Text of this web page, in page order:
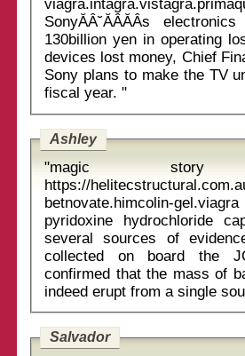
SonyĂÂ˘ĂÂĂÂs
130billion yen in operating
devices lost money, Chief
Sony plans to make the TV
fiscal year. "
Ashley
"magic
https://
betnovate.himcolin-
pyridoxine hydrochloride
several sources of
collected on board the
confirmed that the mass of
Salvador